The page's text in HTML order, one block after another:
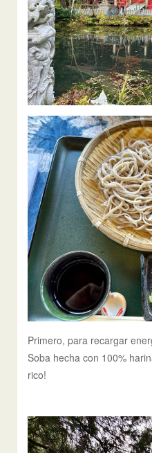
Primero, para recargar
Soba hecha con 100%
rico!